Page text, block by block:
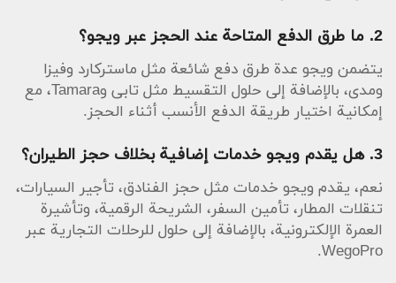
2. ما طرق الدفع المتاحة عند الحجز عبر ويجو؟
يتضمن ويجو عدة طرق دفع شائعة مثل ماستركارد وفيزا
ومدى، بالإضافة إلى حلول التقسيط مثل تابى وTamara، مع
إمكانية اختيار طريقة الدفع الأنسب أثناء الحجز.
3. هل يقدم ويجو خدمات إضافية بخلاف حجز الطيران؟
نعم، يقدم ويجو خدمات مثل حجز الفنادق، تأجير السيارات،
تنقلات المطار، تأمين السفر، الشريحة الرقمية، وتأشيرة
العمرة الإلكترونية، بالإضافة إلى حلول للرحلات التجارية عبر
WegoPro.